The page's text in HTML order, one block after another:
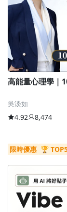
高能量心理學｜
吳淡如
4.92
8,474
限時優惠 🏆